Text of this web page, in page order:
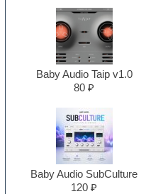
Baby Audio Taip v1.0
80 ₽
Baby Audio SubCulture
120 ₽